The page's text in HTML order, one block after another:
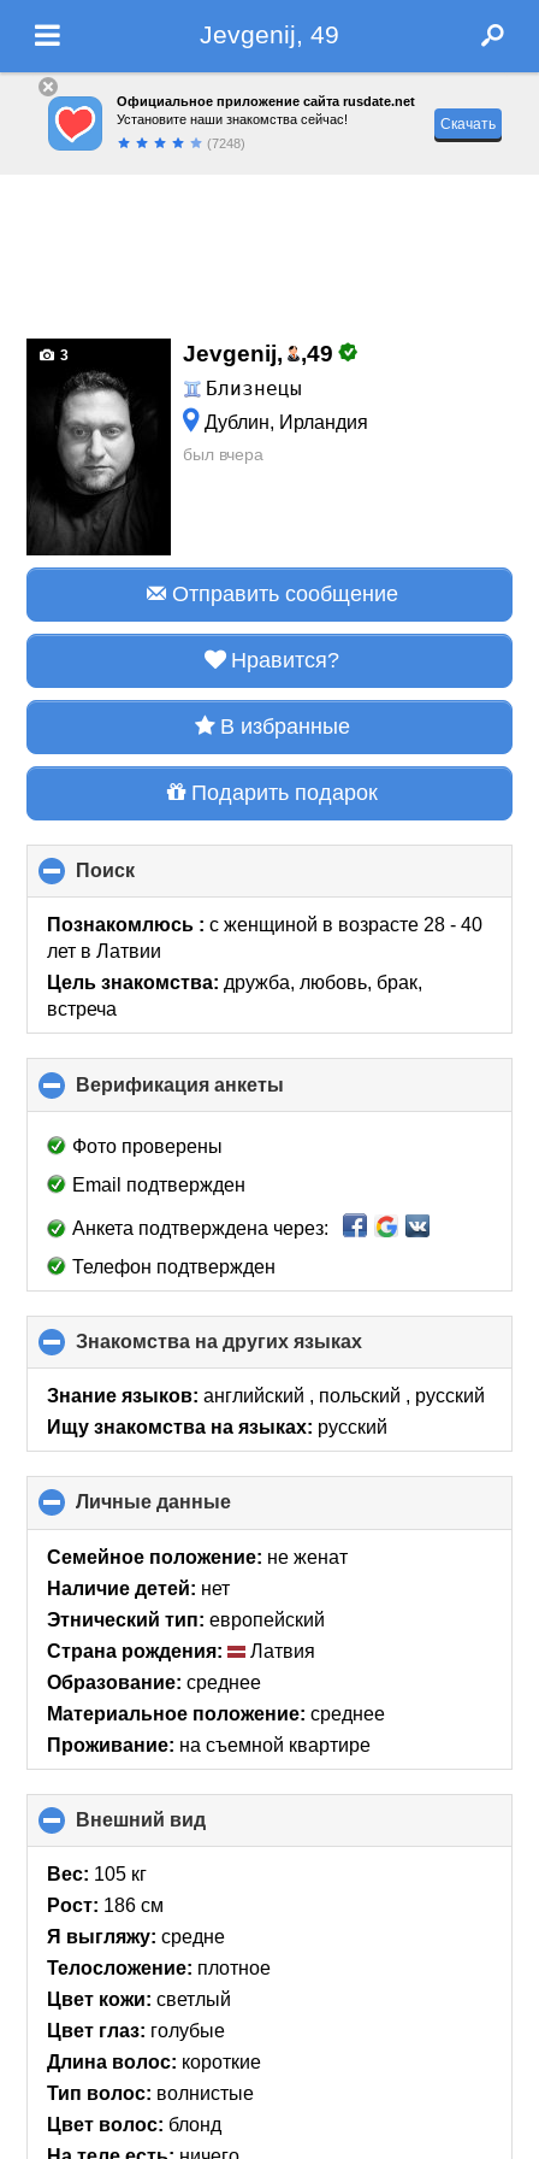
Jevgenij, 49
Официальное приложение сайта rusdate.net
Установите наши знакомства сейчас!
(7248)
Скачать
3 Jevgenij, ,49
Близнецы
Дублин, Ирландия
был вчера
Отправить сообщение
Нравится?
В избранные
Подарить подарок
Поиск
to
collapse
contents
Познакомлюсь :с женщиной в возрасте 28 - 40
лет в Латвии
Цель знакомства: дружба, любовь, брак,
встреча
Верификация анкеты
to
Фото проверены
Email подтвержден
Анкета подтверждена через:
Телефон подтвержден
Знакомства на других языках
to
collapse
contents
Знание языков: английский , польский , русский
Ищу знакомства на языках: русский
Личные данные
to
collapse
Семейное положение: не женат
Наличие детей: нет
Этнический тип: европейский
Страна рождения:
Латвия
Образование: среднее
Материальное положение: среднее
Проживание: на съемной квартире
Внешний вид
to
Вес: 105 кг
Рост: 186 см
Я выгляжу: средне
Телосложение: плотное
Цвет кожи: светлый
Цвет глаз: голубые
Длина волос: короткие
Тип волос: волнистые
Цвет волос: блонд